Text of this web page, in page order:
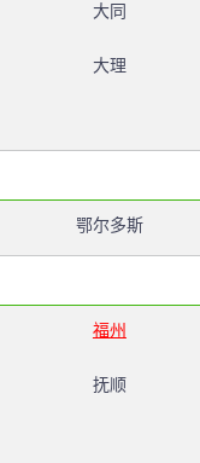
大同
大理
鄂尔多斯
福州
抚顺